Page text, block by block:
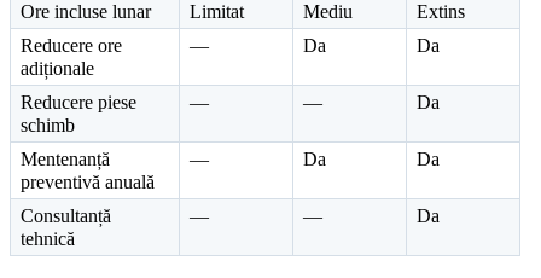
Ore incluse lunar Limitat Mediu
Extins
Reducere ore
adiționale
— Da Da
Reducere piese
schimb
— — Da
Mentenanță
preventivă anuală
— Da Da
Consultanță
tehnică
— — Da